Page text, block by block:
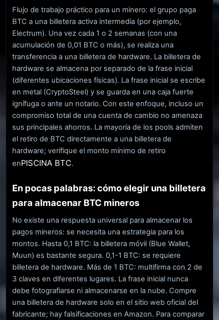
Flujo de trabajo práctico para un minero: el grupo paga
BTC a una billetera activa intermedia (por ejemplo,
Electrum). Una vez cada 1 o 2 semanas (con una
acumulación de 0,01 BTC o más), se realiza una
transferencia a una billetera de hardware. La billetera de
hardware se almacena por separado de la frase inicial
(diferentes ubicaciones físicas). La frase inicial se escribe
en metal (CryptoSteel) y se guarda en una caja fuerte
ignífuga o ante un notario. Con este enfoque, incluso un
compromiso total de una cuenta de cambio no amenaza
sus principales ahorros. La mayoría de los pools admiten
el retiro de BTC directamente a una billetera de
hardware; verifique el monto mínimo de retiro
enPISCINA BTC.
En pocas palabras: cómo elegir una billetera
para almacenar BTC mineros
No existe una respuesta universal para almacenar los
pagos mineros: se necesita una estrategia para los
montos. Hasta 0,1 BTC: la billetera móvil (Blue Wallet,
Muun) es bastante segura. 0,1-1 BTC: se requiere
billetera de hardware. Más de 1 BTC: multifirma con 2 de
3 claves en diferentes lugares. La frase inicial nunca
debe fotografiarse ni almacenarse en la nube. Compre
una billetera de hardware solo en el sitio web oficial del
fabricante; hay falsificaciones en Amazon. Para comparar